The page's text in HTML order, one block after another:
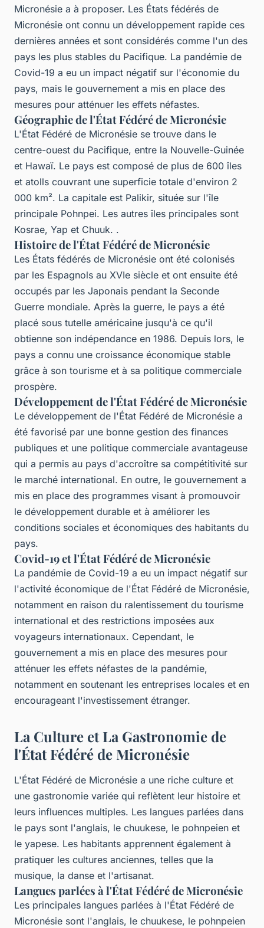
Micronésie a à proposer. Les États fédérés de
Micronésie ont connu un développement rapide ces
dernières années et sont considérés comme l'un des
pays les plus stables du Pacifique. La pandémie de
Covid-19 a eu un impact négatif sur l'économie du
pays, mais le gouvernement a mis en place des
mesures pour atténuer les effets néfastes.
Géographie de l'État Fédéré de Micronésie
L'État Fédéré de Micronésie se trouve dans le
centre-ouest du Pacifique, entre la Nouvelle-Guinée
et Hawaï. Le pays est composé de plus de 600 îles
et atolls couvrant une superficie totale d'environ 2
000 km². La capitale est Palikir, située sur l'île
principale Pohnpei. Les autres îles principales sont
Kosrae, Yap et Chuuk. .
Histoire de l'État Fédéré de Micronésie
Les États fédérés de Micronésie ont été colonisés
par les Espagnols au XVIe siècle et ont ensuite été
occupés par les Japonais pendant la Seconde
Guerre mondiale. Après la guerre, le pays a été
placé sous tutelle américaine jusqu'à ce qu'il
obtienne son indépendance en 1986. Depuis lors, le
pays a connu une croissance économique stable
grâce à son tourisme et à sa politique commerciale
prospère.
Développement de l'État Fédéré de Micronésie
Le développement de l'État Fédéré de Micronésie a
été favorisé par une bonne gestion des finances
publiques et une politique commerciale avantageuse
qui a permis au pays d'accroître sa compétitivité sur
le marché international. En outre, le gouvernement a
mis en place des programmes visant à promouvoir
le développement durable et à améliorer les
conditions sociales et économiques des habitants du
pays.
Covid-19 et l'État Fédéré de Micronésie
La pandémie de Covid-19 a eu un impact négatif sur
l'activité économique de l'État Fédéré de Micronésie,
notamment en raison du ralentissement du tourisme
international et des restrictions imposées aux
voyageurs internationaux. Cependant, le
gouvernement a mis en place des mesures pour
atténuer les effets néfastes de la pandémie,
notamment en soutenant les entreprises locales et en
encourageant l'investissement étranger.
La Culture et La Gastronomie de
l'État Fédéré de Micronésie
L'État Fédéré de Micronésie a une riche culture et
une gastronomie variée qui reflètent leur histoire et
leurs influences multiples. Les langues parlées dans
le pays sont l'anglais, le chuukese, le pohnpeien et
le yapese. Les habitants apprennent également à
pratiquer les cultures anciennes, telles que la
musique, la danse et l'artisanat.
Langues parlées à l'État Fédéré de Micronésie
Les principales langues parlées à l'État Fédéré de
Micronésie sont l'anglais, le chuukese, le pohnpeien